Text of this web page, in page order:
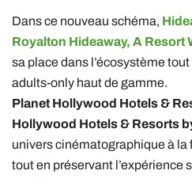
Dans ce nouveau schéma,
Royalton Hideaway, A Resort
sa place dans l’écosystème
adults-only haut de gamme.
Planet Hollywood Hotels &
Hollywood Hotels & Resorts
univers cinématographique à la
tout en préservant l’expérience